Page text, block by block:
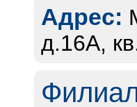
Адрес:
д.16А,